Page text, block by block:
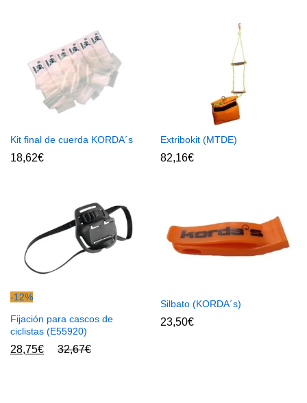
Kit final de cuerda KORDA´s
18,62€
Extribokit (MTDE)
82,16€
-12%
Fijación para cascos de
ciclistas (E55920)
28,75€ 32,67€
Silbato (KORDA´s)
23,50€